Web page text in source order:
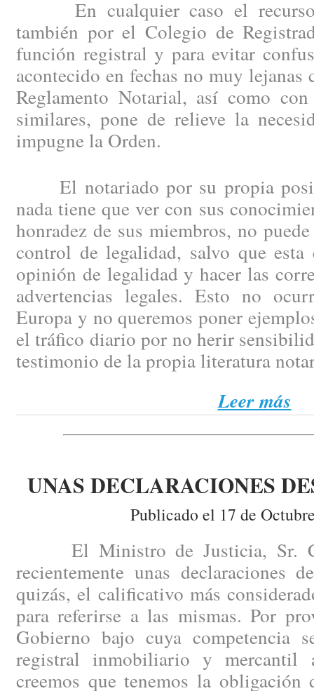
En cualquier caso el recurso
también por el Colegio de
función registral y para evitar
acontecido en fechas no muy
Reglamento Notarial, así como
similares, pone de relieve la
impugne la Orden.
El notariado por su propia
nada tiene que ver con sus
honradez de sus miembros, no
control de legalidad, salvo que
opinión de legalidad y hacer las
advertencias legales. Esto no
Europa y no queremos poner
el tráfico diario por no herir
testimonio de la propia literatura
Leer más
UNAS DECLARACIONES
Publicado el 17 de
El Ministro de Justicia, Sr.
recientemente unas declaraciones
quizás, el calificativo más
para referirse a las mismas. Por
Gobierno bajo cuya competencia
registral inmobiliario y mercantil
creemos que tenemos la